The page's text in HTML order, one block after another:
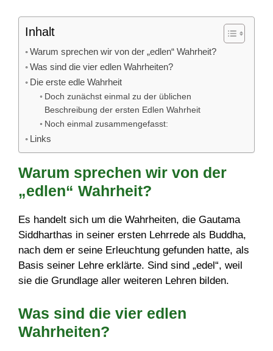
Inhalt
Warum sprechen wir von der „edlen“ Wahrheit?
Was sind die vier edlen Wahrheiten?
Die erste edle Wahrheit
Doch zunächst einmal zu der üblichen
Beschreibung der ersten Edlen Wahrheit
Noch einmal zusammengefasst:
Links
Warum sprechen wir von der
„edlen“ Wahrheit?
Es handelt sich um die Wahrheiten, die Gautama
Siddharthas in seiner ersten Lehrrede als Buddha,
nach dem er seine Erleuchtung gefunden hatte, als
Basis seiner Lehre erklärte. Sind sind „edel“, weil
sie die Grundlage aller weiteren Lehren bilden.
Was sind die vier edlen
Wahrheiten?